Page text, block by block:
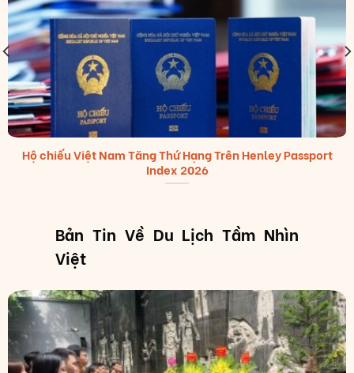
Hộ chiếu Việt Nam Tăng Thứ Hạng Trên Henley Passport
Index 2026
Bản Tin Về Du Lịch Tầm Nhìn
Việt